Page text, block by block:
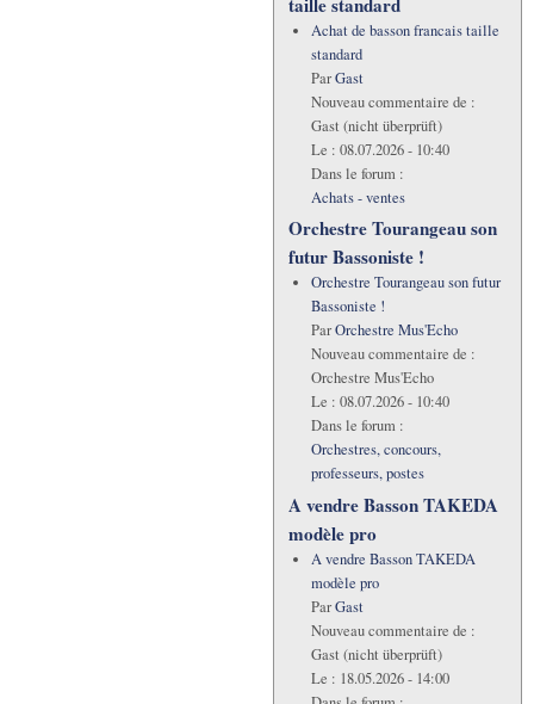
Achat de basson francais taille
standard
ParGast
Nouveau commentaire de :
Gast (nicht überprüft)
Le : 08.07.2026 - 10:40
Dans le forum :
Achats - ventes
Orchestre Tourangeau son
futur Bassoniste !
Orchestre Tourangeau son futur
Bassoniste !
ParOrchestre Mus'Echo
Nouveau commentaire de :
Orchestre Mus'Echo
Le : 08.07.2026 - 10:40
Dans le forum :
Orchestres, concours,
professeurs, postes
A vendre Basson TAKEDA
modèle pro
A vendre Basson TAKEDA
modèle pro
ParGast
Nouveau commentaire de :
Gast (nicht überprüft)
Le : 18.05.2026 - 14:00